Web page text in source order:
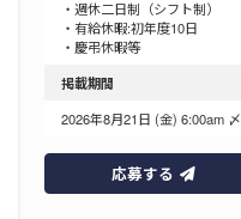
・週休二日制（シフト制）
・有給休暇:初年度10日
・慶弔休暇等
掲載期間
2026年8月21日 (金) 6:00am 〆
応募する